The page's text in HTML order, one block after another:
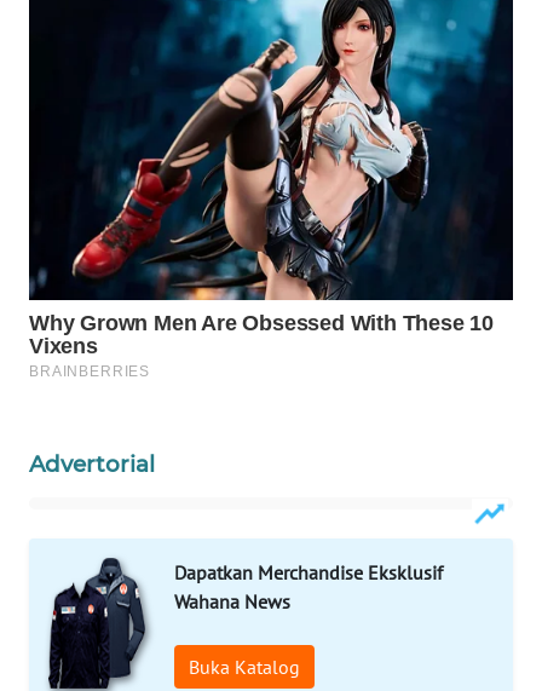
Advertorial
Dapatkan Merchandise Eksklusif
Wahana News
Buka Katalog
PERSONA
WAHANA
OTOMOTIF
WAHANA
LAPAK
WAHANA
Wahana